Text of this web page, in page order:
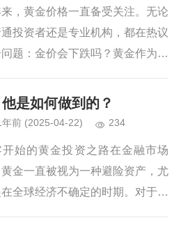
，黄金价格一直备受关注。无论
投资者还是专业机构，都在热议
题：金价会下跌吗？黄金作为全
济环境密切相关。近期，由于美
加息预期升温、美元走强以及...
是如何做到的？
年前 (2025-04-22) 234
开始的黄金投资之路在金融市场
黄金一直被视为一种避险资产，尤
全球经济不确定的时期。对于大